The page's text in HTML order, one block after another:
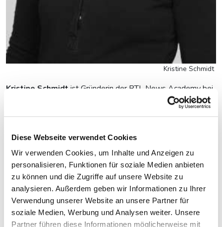
Diese Webseite verwendet Cookies
Wir verwenden Cookies, um Inhalte und Anzeigen zu
personalisieren, Funktionen für soziale Medien anbieten
zu können und die Zugriffe auf unsere Website zu
analysieren. Außerdem geben wir Informationen zu Ihrer
Verwendung unserer Website an unsere Partner für
soziale Medien, Werbung und Analysen weiter. Unsere
Partner führen diese Informationen möglicherweise mit
Kristine Schmidt
Kristine Schmidt ist Gründerin der RTL News Academy bei
RTL Deutschland und koordiniert dort die interne
Weiterbildung der Journalist:innen. Für diese Tätigkeit wurde
ausgezeichnet.
Zuvor führte Schmidt zehn Jahre lang die Online-
Nachrichtenredaktion bei RTL. Als Dozentin für
Digitaljournalismus ist sie international tätig.